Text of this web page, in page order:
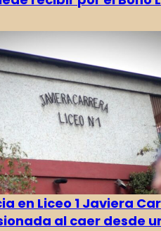
en Liceo 1 Javiera
al caer desde